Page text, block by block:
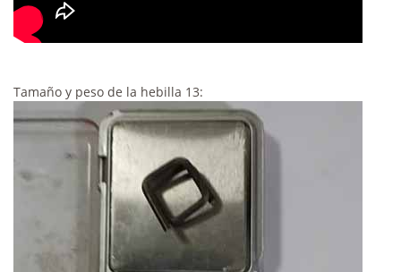
Tamaño y peso de la hebilla 13: